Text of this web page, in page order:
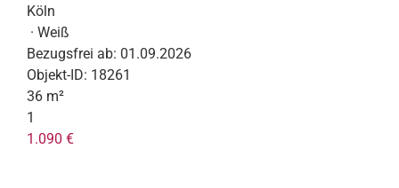
Köln
· Weiß
Bezugsfrei ab: 01.09.2026
Objekt-ID: 18261
36 m²
1
1.090 €